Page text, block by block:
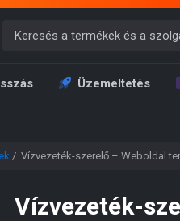
Üzemeltetés
/ Vízvezeték-szerelő – Weboldal
Vízvezeték-